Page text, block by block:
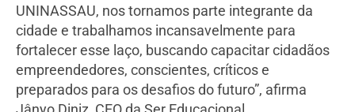
UNINASSAU, nos tornamos parte integrante da
cidade e trabalhamos incansavelmente para
fortalecer esse laço, buscando capacitar cidadãos
empreendedores, conscientes, críticos e
preparados para os desafios do futuro”, afirma